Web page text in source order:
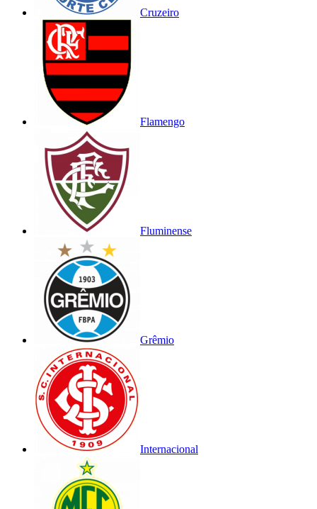
Cruzeiro
Flamengo
Fluminense
Grêmio
Internacional